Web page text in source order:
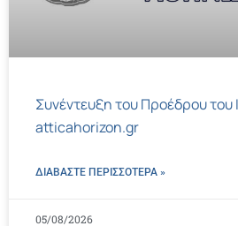
Συνέντευξη του Προέδρου του
atticahorizon.gr
ΔΙΑΒΑΣΤΕ ΠΕΡΙΣΣΌΤΕΡΑ »
05/08/2026